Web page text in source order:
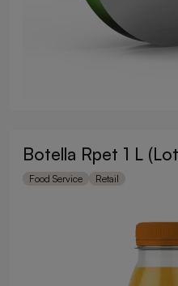
Botella Rpet 1 L
Food Service Retail